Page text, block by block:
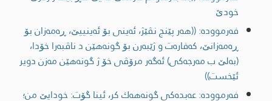
خودێ
فەرموودە: ((هه‌ر پێنج نڤێژ، ئه‌ینی بۆ ئه‌ینییێ، ڕه‌مه‌زان بۆ
ڕه‌مه‌زانێ، كه‌فاره‌ت و ژێبه‌رن بۆ گونه‌هێن د ناڤبه‌را خۆدا،
(به‌لێ ب مه‌رجه‌كی) ئه‌گه‌ر مرۆڤی خۆ ژ گونه‌هێن مه‌زن دویر
ئێخست))
فەرموودە: عه‌بدەکی گونه‌هه‌ك كر، ئینا گۆت: خودایێ من؛